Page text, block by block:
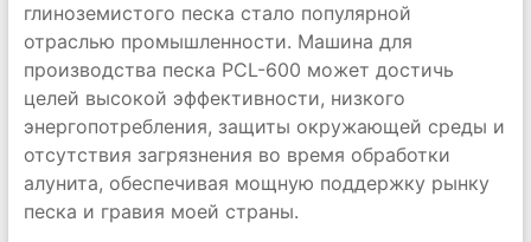
глиноземистого песка стало популярной
отраслью промышленности. Машина для
производства песка PCL-600 может достичь
целей высокой эффективности, низкого
энергопотребления, защиты окружающей среды и
отсутствия загрязнения во время обработки
алунита, обеспечивая мощную поддержку рынку
песка и гравия моей страны.